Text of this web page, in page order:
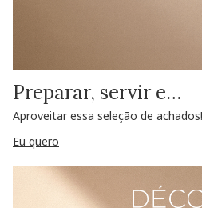
Preparar, servir e…
Aproveitar essa seleção de achados!
Eu quero